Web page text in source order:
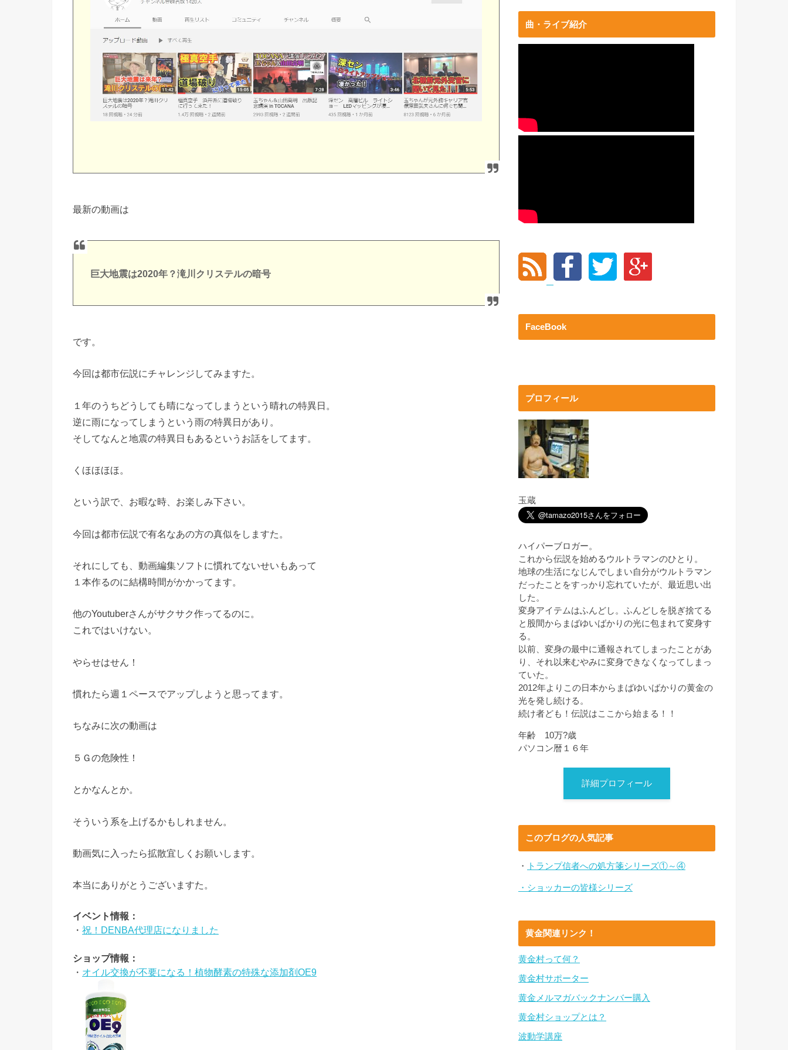
最新の動画は
巨大地震は2020年？滝川クリステルの暗号
です。
今回は都市伝説にチャレンジしてみますた。
１年のうちどうしても晴になってしまうという晴れの特異日。
逆に雨になってしまうという雨の特異日があり。
そしてなんと地震の特異日もあるというお話をしてます。
くほほほほ。
という訳で、お暇な時、お楽しみ下さい。
今回は都市伝説で有名なあの方の真似をしますた。
それにしても、動画編集ソフトに慣れてないせいもあって
１本作るのに結構時間がかかってます。
他のYoutuberさんがサクサク作ってるのに。
これではいけない。
やらせはせん！
慣れたら週１ペースでアップしようと思ってます。
ちなみに次の動画は
５Ｇの危険性！
とかなんとか。
そういう系を上げるかもしれません。
動画気に入ったら拡散宜しくお願いします。
本当にありがとうございますた。
イベント情報：
・ 祝！DENBA代理店になりました
ショップ情報：
・ オイル交換が不要になる！植物酵素の特殊な添加剤OE9
曲・ライブ紹介
FaceBook
プロフィール
玉蔵
ハイパーブロガー。
これから伝説を始めるウルトラマンのひとり。
地球の生活になじんでしまい自分がウルトラマン
だったことをすっかり忘れていたが、最近思い出
した。
変身アイテムはふんどし。ふんどしを脱ぎ捨てる
と股間からまばゆいばかりの光に包まれて変身す
る。
以前、変身の最中に通報されてしまったことがあ
り、それ以来むやみに変身できなくなってしまっ
ていた。
2012年よりこの日本からまばゆいばかりの黄金の
光を発し続ける。
続け者ども！伝説はここから始まる！！
年齢 10万?歳
パソコン暦１６年
詳細プロフィール
このブログの人気記事
・ トランプ信者への処方箋シリーズ①～④
・ショッカーの皆様シリーズ
黄金関連リンク！
黄金村って何？
黄金村サポーター
黄金メルマガバックナンバー購入
黄金村ショップとは？
波動学講座